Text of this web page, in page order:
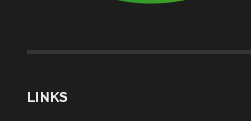
LINKS